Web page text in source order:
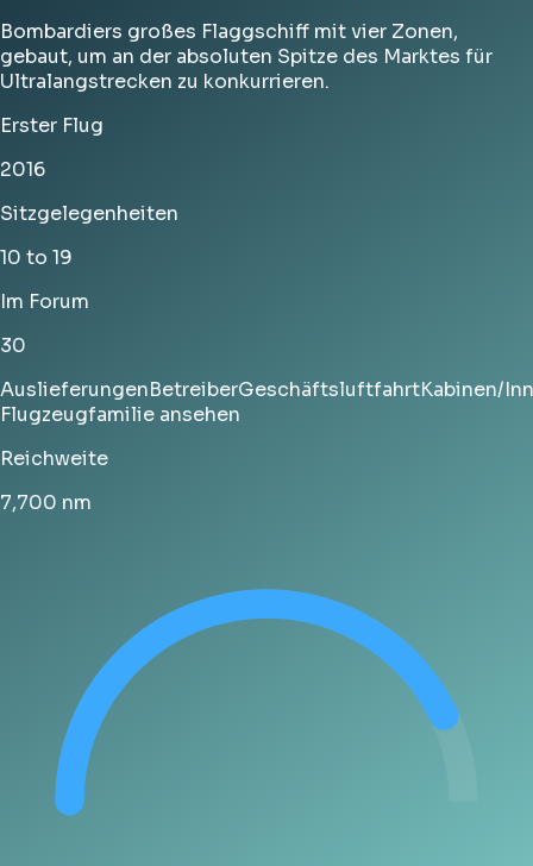
Bombardiers großes Flaggschiff mit vier Zonen,
gebaut, um an der absoluten Spitze des Marktes für
Ultralangstrecken zu konkurrieren.
Erster Flug
2016
Sitzgelegenheiten
10 to 19
Im Forum
30
AuslieferungenBetreiberGeschäftsluftfahrtKabinen/
Flugzeugfamilie ansehen
Reichweite
7,700 nm